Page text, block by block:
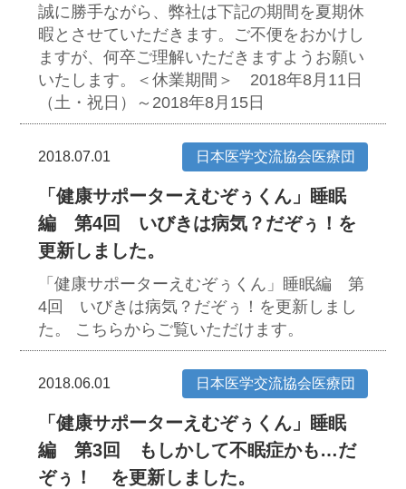
誠に勝手ながら、弊社は下記の期間を夏期休
暇とさせていただきます。ご不便をおかけし
ますが、何卒ご理解いただきますようお願い
いたします。＜休業期間＞ 2018年8月11日
（土・祝日）～2018年8月15日
2018.07.01 日本医学交流協会医療団
「健康サポーターえむぞぅくん」睡眠
編 第4回 いびきは病気？だぞぅ！を
更新しました。
「健康サポーターえむぞぅくん」睡眠編 第
4回 いびきは病気？だぞぅ！を更新しまし
た。 こちらからご覧いただけます。
2018.06.01 日本医学交流協会医療団
「健康サポーターえむぞぅくん」睡眠
編 第3回 もしかして不眠症かも…だ
ぞぅ！ を更新しました。